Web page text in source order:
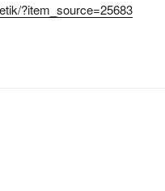
?item_source=25683